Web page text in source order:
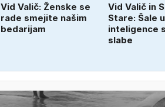
Vid Valič: Ženske se
rade smejite našim
bedarijam
Vid Valič in
Stare: Šale
inteligence
slabe